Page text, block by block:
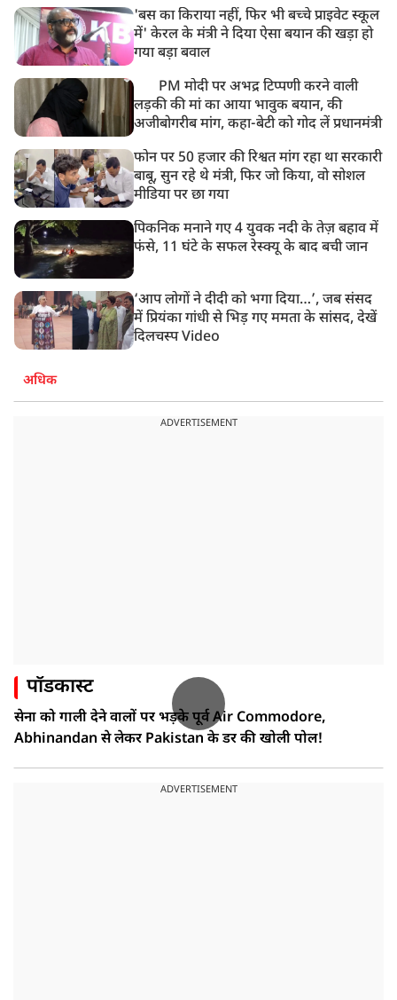
'बस का किराया नहीं, फिर भी बच्चे प्राइवेट स्कूल
में' केरल के मंत्री ने दिया ऐसा बयान की खड़ा हो
गया बड़ा बवाल
PM मोदी पर अभद्र टिप्पणी करने वाली
लड़की की मां का आया भावुक बयान, की
अजीबोगरीब मांग, कहा-बेटी को गोद लें प्रधानमंत्री
फोन पर 50 हजार की रिश्वत मांग रहा था सरकारी
बाबू, सुन रहे थे मंत्री, फिर जो किया, वो सोशल
मीडिया पर छा गया
पिकनिक मनाने गए 4 युवक नदी के तेज़ बहाव में
फंसे, 11 घंटे के सफल रेस्क्यू के बाद बची जान
‘आप लोगों ने दीदी को भगा दिया…’, जब संसद
में प्रियंका गांधी से भिड़ गए ममता के सांसद, देखें
दिलचस्प Video
अधिक
ADVERTISEMENT
पॉडकास्ट
सेना को गाली देने वालों पर भड़के पूर्व Air Commodore,
Abhinandan से लेकर Pakistan के डर की खोली पोल!
ADVERTISEMENT